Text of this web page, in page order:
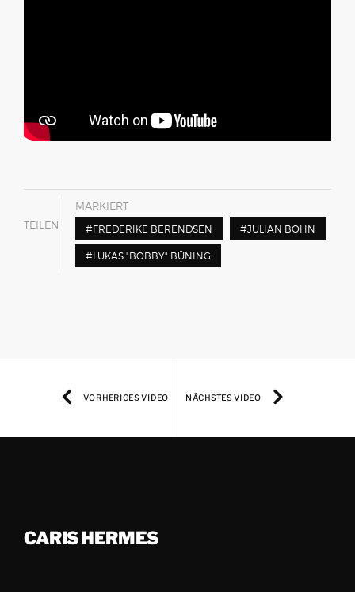
TEILEN
MARKIERT
FREDERIKE BERENDSEN JULIAN BOHN
LUKAS "BOBBY" BÜNING
VORHERIGES VIDEO NÄCHSTES VIDEO
CARIS HERMES